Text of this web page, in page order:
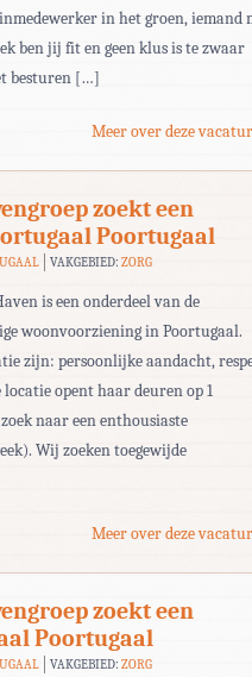
in het groen, iemand
ben jij fit en geen klus is te zwaar
besturen […]
Meer over deze
zoekt een
Poortugaal
VAKGEBIED:ZORG
is een onderdeel van de
woonvoorziening in Poortugaal.
zijn: persoonlijke aandacht,
locatie opent haar deuren op 1
naar een enthousiaste
Wij zoeken toegewijde
Meer over deze
zoekt een
Poortugaal
VAKGEBIED:ZORG